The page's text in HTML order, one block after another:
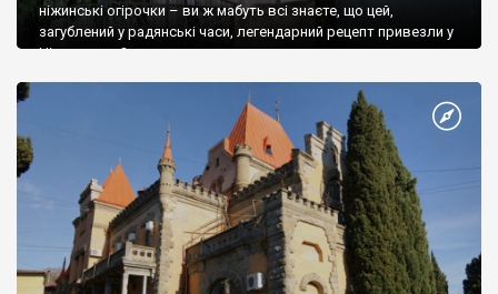
ніжинські огірочки – ви ж мабуть всі знаєте, що цей,
загублений у радянські часи, легендарний рецепт привезли у
Ніжин греки?